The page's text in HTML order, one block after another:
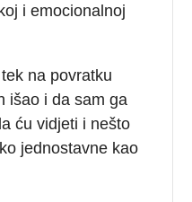
i emocionalnoj
na povratku
išao i da sam ga
ću vidjeti i nešto
jednostavne kao